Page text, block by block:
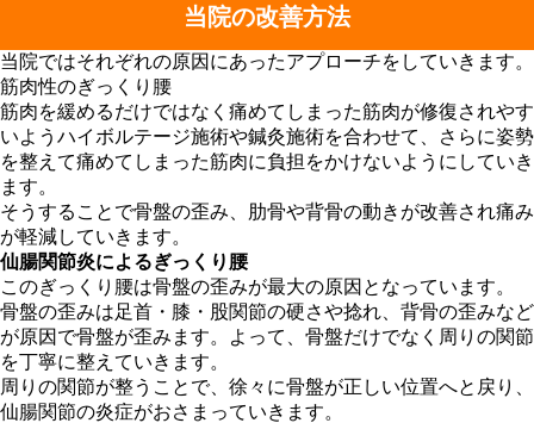
当院の改善方法
当院ではそれぞれの原因にあったアプローチをしていきます。
筋肉性のぎっくり腰
筋肉を緩めるだけではなく痛めてしまった筋肉が修復されやす
いようハイボルテージ施術や鍼灸施術を合わせて、さらに姿勢
を整えて痛めてしまった筋肉に負担をかけないようにしていき
ます。
そうすることで骨盤の歪み、肋骨や背骨の動きが改善され痛み
が軽減していきます。
仙腸関節炎によるぎっくり腰
このぎっくり腰は骨盤の歪みが最大の原因となっています。
骨盤の歪みは足首・膝・股関節の硬さや捻れ、背骨の歪みなど
が原因で骨盤が歪みます。よって、骨盤だけでなく周りの関節
を丁寧に整えていきます。
周りの関節が整うことで、徐々に骨盤が正しい位置へと戻り、
仙腸関節の炎症がおさまっていきます。